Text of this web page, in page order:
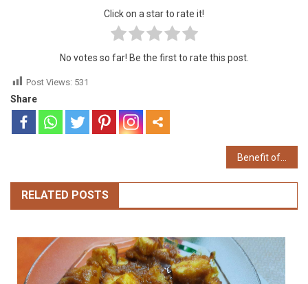
Click on a star to rate it!
No votes so far! Be the first to rate this post.
Post Views: 531
Share
navigation
Benefit of bottle gourd
RELATED POSTS